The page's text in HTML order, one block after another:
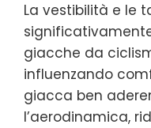
La vestibilità e le
giacche da
influenzando
giacca ben
l’aerodinamica,